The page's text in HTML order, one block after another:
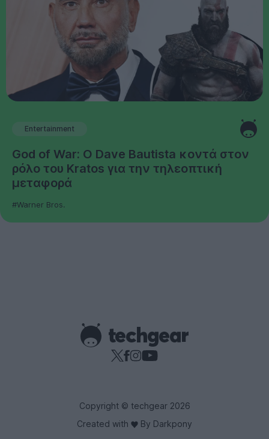
Entertainment
God of War: Ο Dave Bautista κοντά στον
ρόλο του Kratos για την τηλεοπτική
μεταφορά
#Warner Bros.
Copyright © techgear 2026
Created with
By Darkpony